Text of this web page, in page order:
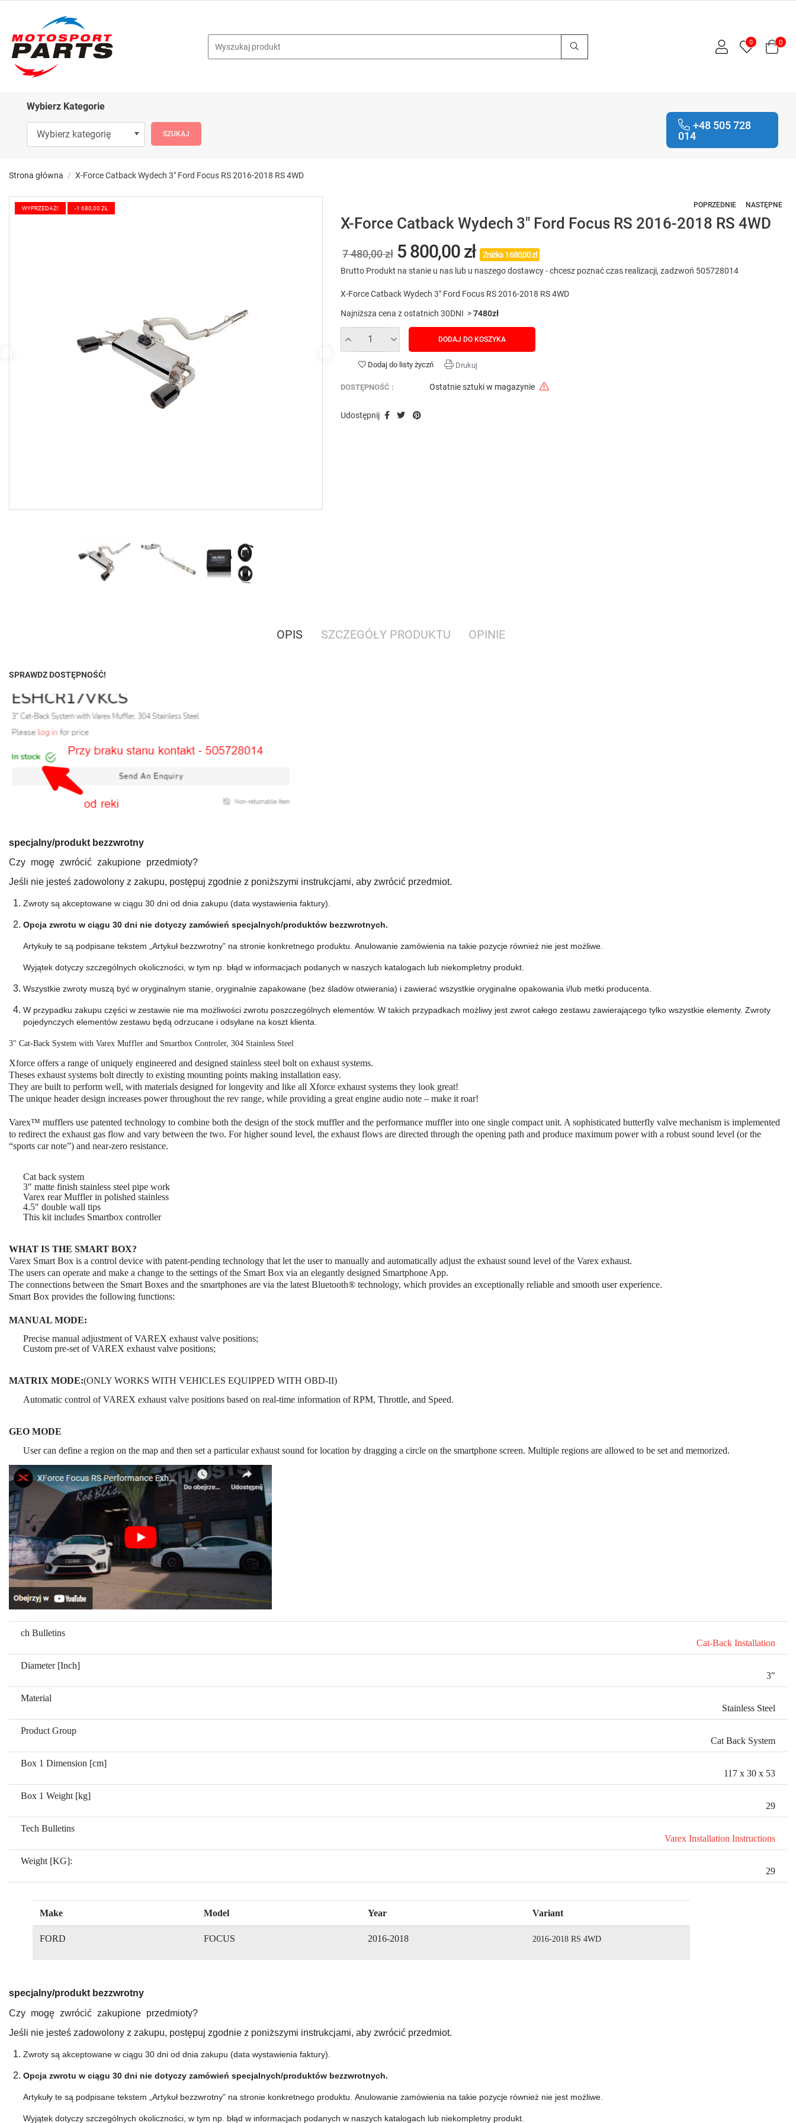
0 0
Wybierz Kategorie
+48 505 728
014
Strona główna X-Force Catback Wydech 3" Ford Focus RS 2016-2018 RS 4WD
WYPRZEDAŻ! -1 680,00 ZŁ POPRZEDNIE NASTĘPNE
X-Force Catback Wydech 3" Ford Focus RS 2016-2018 RS 4WD
7 480,00 zł 5 800,00 zł
Zniżka 1 680,00 zł
Brutto Produkt na stanie u nas lub u naszego dostawcy - chcesz poznać czas realizacji, zadzwoń 505728014
X-Force Catback Wydech 3" Ford Focus RS 2016-2018 RS 4WD
Najniższa cena z ostatnich 30DNI >7480zł
DODAJ DO KOSZYKA
Dodaj do listy życzń Drukuj
DOSTĘPNOŚĆ : Ostatnie sztuki w magazynie
Udostępnij
OPIS SZCZEGÓŁY PRODUKTU OPINIE
SPRAWDZ DOSTĘPNOŚĆ!
specjalny/produkt bezzwrotny
Czy mogę zwrócić zakupione przedmioty?
Jeśli nie jesteś zadowolony z zakupu, postępuj zgodnie z poniższymi instrukcjami, aby zwrócić przedmiot.
Zwroty są akceptowane w ciągu 30 dni od dnia zakupu (data wystawienia faktury).
Opcja zwrotu w ciągu 30 dni nie dotyczy zamówień specjalnych/produktów bezzwrotnych.
Artykuły te są podpisane tekstem „Artykuł bezzwrotny” na stronie konkretnego produktu. Anulowanie zamówienia na takie pozycje również nie jest możliwe.
Wyjątek dotyczy szczególnych okoliczności, w tym np. błąd w informacjach podanych w naszych katalogach lub niekompletny produkt.
Wszystkie zwroty muszą być w oryginalnym stanie, oryginalnie zapakowane (bez śladów otwierania) i zawierać wszystkie oryginalne opakowania i/lub metki producenta.
W przypadku zakupu części w zestawie nie ma możliwości zwrotu poszczególnych elementów. W takich przypadkach możliwy jest zwrot całego zestawu zawierającego tylko wszystkie elementy. Zwroty
pojedynczych elementów zestawu będą odrzucane i odsyłane na koszt klienta.
3" Cat-Back System with Varex Muffler and Smartbox Controler, 304 Stainless Steel
Xforce offers a range of uniquely engineered and designed stainless steel bolt on exhaust systems.
Theses exhaust systems bolt directly to existing mounting points making installation easy.
They are built to perform well, with materials designed for longevity and like all Xforce exhaust systems they look great!
The unique header design increases power throughout the rev range, while providing a great engine audio note – make it roar!
Varex™ mufflers use patented technology to combine both the design of the stock muffler and the performance muffler into one single compact unit. A sophisticated butterfly valve mechanism is implemented
to redirect the exhaust gas flow and vary between the two. For higher sound level, the exhaust flows are directed through the opening path and produce maximum power with a robust sound level (or the
“sports car note”) and near-zero resistance.
Cat back system
3″ matte finish stainless steel pipe work
Varex rear Muffler in polished stainless
4.5″ double wall tips
This kit includes Smartbox controller
WHAT IS THE SMART BOX?
Varex Smart Box is a control device with patent-pending technology that let the user to manually and automatically adjust the exhaust sound level of the Varex exhaust.
The users can operate and make a change to the settings of the Smart Box via an elegantly designed Smartphone App.
The connections between the Smart Boxes and the smartphones are via the latest Bluetooth® technology, which provides an exceptionally reliable and smooth user experience.
Smart Box provides the following functions:
MANUAL MODE:
Precise manual adjustment of VAREX exhaust valve positions;
Custom pre-set of VAREX exhaust valve positions;
MATRIX MODE:(ONLY WORKS WITH VEHICLES EQUIPPED WITH OBD-II)
Automatic control of VAREX exhaust valve positions based on real-time information of RPM, Throttle, and Speed.
GEO MODE
User can define a region on the map and then set a particular exhaust sound for location by dragging a circle on the smartphone screen. Multiple regions are allowed to be set and memorized.
ch Bulletins
Cat-Back Installation
Diameter [Inch]
3"
Material
Stainless Steel
Product Group
Cat Back System
Box 1 Dimension [cm]
117 x 30 x 53
Box 1 Weight [kg]
29
Tech Bulletins
Varex Installation Instructions
Weight [KG]:
29
Make Model Year Variant
FORD FOCUS 2016-2018 2016-2018 RS 4WD
specjalny/produkt bezzwrotny
Czy mogę zwrócić zakupione przedmioty?
Jeśli nie jesteś zadowolony z zakupu, postępuj zgodnie z poniższymi instrukcjami, aby zwrócić przedmiot.
Zwroty są akceptowane w ciągu 30 dni od dnia zakupu (data wystawienia faktury).
Opcja zwrotu w ciągu 30 dni nie dotyczy zamówień specjalnych/produktów bezzwrotnych.
Artykuły te są podpisane tekstem „Artykuł bezzwrotny” na stronie konkretnego produktu. Anulowanie zamówienia na takie pozycje również nie jest możliwe.
Wyjątek dotyczy szczególnych okoliczności, w tym np. błąd w informacjach podanych w naszych katalogach lub niekompletny produkt.